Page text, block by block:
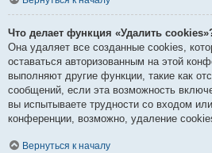
Что делает функция «Удалить
Она удаляет все созданные cookies,
оставаться авторизованным на этой
выполняют другие функции, такие как
сообщений, если эта возможность
вы испытываете трудности со входом
конференции, возможно, удаление
Вернуться к началу